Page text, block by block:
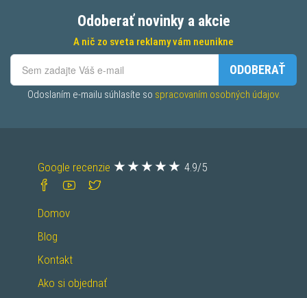
Odoberať novinky a akcie
A nič zo sveta reklamy vám neunikne
ODOBERAŤ
Odoslaním e-mailu súhlasíte so spracovaním osobných údajov.
Google recenzie 4.9/5
Domov
Blog
Kontakt
Ako si objednať